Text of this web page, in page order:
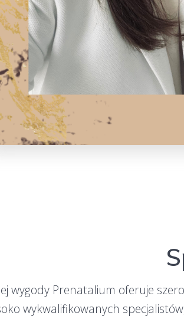
wygody Prenatalium oferuje
wykwalifikowanych